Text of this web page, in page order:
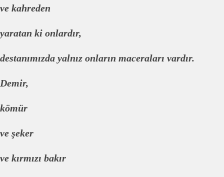
ve kahreden
yaratan ki onlardır,
destanımızda yalnız onların maceraları vardır.
Demir,
kömür
ve şeker
ve kırmızı bakır